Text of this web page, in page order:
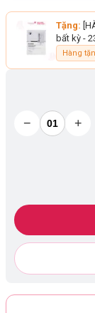
Tặng:
bất kỳ -
Hàng
− +